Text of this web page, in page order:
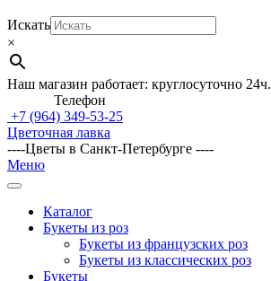
Искать
×
Наш магазин работает: круглосуточно 24ч.
Телефон
+7 (964) 349-53-25
Цветочная лавка
----Цветы в Санкт-Петербурге ----
Главное
навигационное
Меню
Каталог
Букеты из роз
Букеты из французских роз
Букеты из классических роз
Букеты